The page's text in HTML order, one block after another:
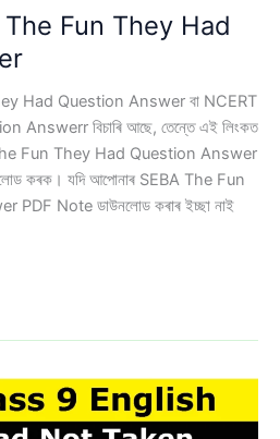
Fun They Had
Had Question Answer বা NCERT
বিচাৰি আছে, তেন্তে এই লিংকত
Fun They Had Question Answer
কৰক। যদি আপোনাৰ SEBA The Fun
Note ডাউনলোড কৰাৰ ইচ্ছা নাই